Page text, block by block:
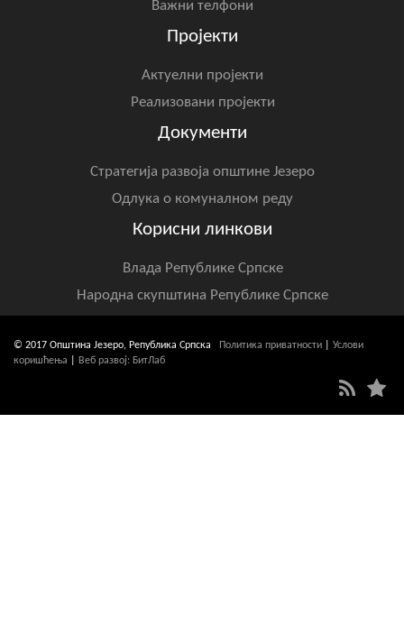
Важни телфони
Пројекти
Актуелни пројекти
Реализовани пројекти
Документи
Стратегија развоја општине Језеро
Одлука о комуналном реду
Корисни линкови
Влада Републике Српске
Народна скупштина Републике Српске
© 2017 Општина Језеро, Република Српска Политика приватности
Услови
коришћења
Веб развој: БитЛаб